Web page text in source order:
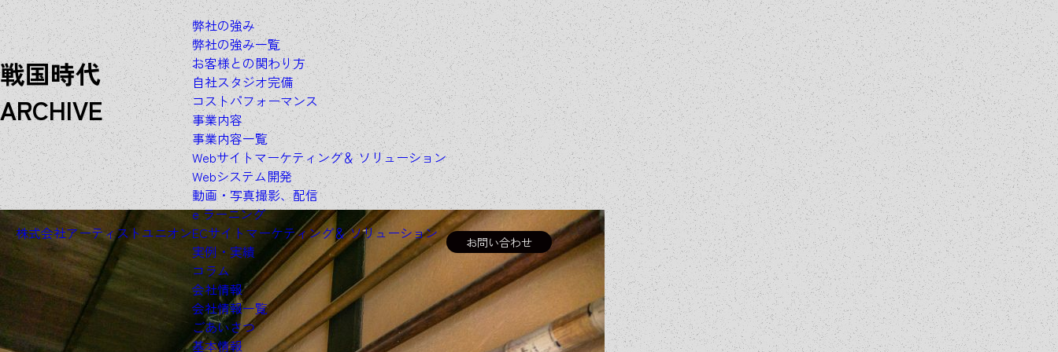
株式会社アーティストユニオン
弊社の強み
弊社の強み一覧
お客様との関わり方
自社スタジオ完備
コストパフォーマンス
事業内容
事業内容一覧
Webサイトマーケティング＆ソリューション
Webシステム開発
動画・写真撮影、配信
e ラーニング
ECサイトマーケティング＆ソリューション
実例・実績
コラム
会社情報
会社情報一覧
ごあいさつ
基本情報
お問い合わせ
戦国時代
ARCHIVE